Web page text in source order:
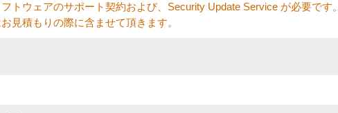
トウェアのサポート契約および、Security Update Service が必要です。
見積もりの際に含ませて頂きます。